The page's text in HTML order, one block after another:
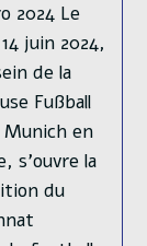
2024 Le
juin 2024,
de la
Fußball
en
s’ouvre la
du